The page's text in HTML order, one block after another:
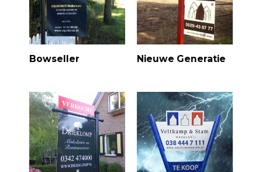
Bowseller Nieuwe Generatie